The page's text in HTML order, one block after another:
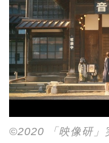
©2020 「映像研」